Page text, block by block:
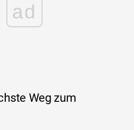
ad
Weg zum